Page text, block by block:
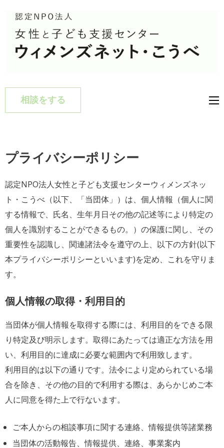
子ども支援センター
援センターウィメンズネット・
相談をする
プライバシーポリシー
認定NPO法人女性と子ども支援センターウィメンズネッ
ト・こうべ（以下、「当団体」）は、個人情報（個人に関
する情報で、氏名、生年月日その他の記述等により特定の
個人を識別することができるもの。）の保護に関し、その
重要性を認識し、関連諸法令を遵守の上、以下の方針(以下
本プライバシーポリシーといいます)を定め、これを守りま
す。
個人情報の取得・利用目的
当団体が個人情報を取得する際には、利用目的をできる限
り特定及び明示します。取得にあたっては適正な方法を用
い、利用目的に達成に必要な範囲内で利用致します。
利用目的は以下の通りです。法令により定められている場
合を除き、その他の目的で利用する際は、あらかじめご本
人に同意を得た上で行ないます。
ご本人からの相談事項に関する連絡、情報提供等諸業務
当団体の活動報告、情報提供、連絡、事業案内